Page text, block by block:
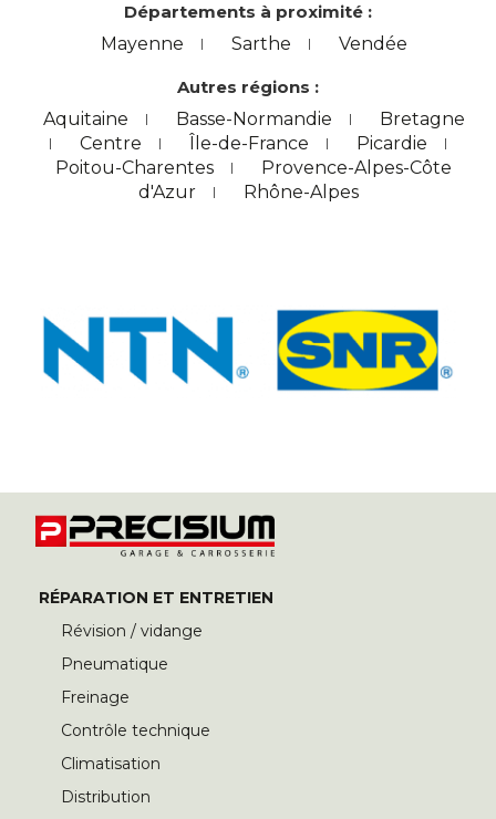
Départements à proximité :
Mayenne
Sarthe Vendée
Autres régions :
Aquitaine
Basse-Normandie
Bretagne
Centre
Île-de-France
Picardie
Poitou-Charentes
Provence-Alpes-Côte
d'Azur
Rhône-Alpes
RÉPARATION ET ENTRETIEN
Révision / vidange
Pneumatique
Freinage
Contrôle technique
Climatisation
Distribution